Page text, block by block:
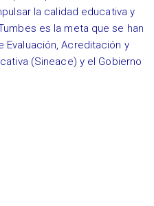
la calidad educativa y
es la meta que se han
Evaluación, Acreditación y
(Sineace) y el Gobierno